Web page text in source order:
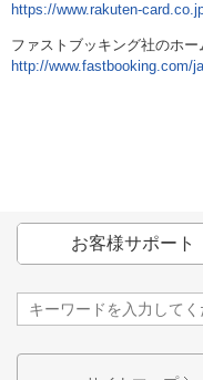
https://www.rakuten-
ファストブッキング社のホー
http://www.fastbooking.com/
お客様サポート